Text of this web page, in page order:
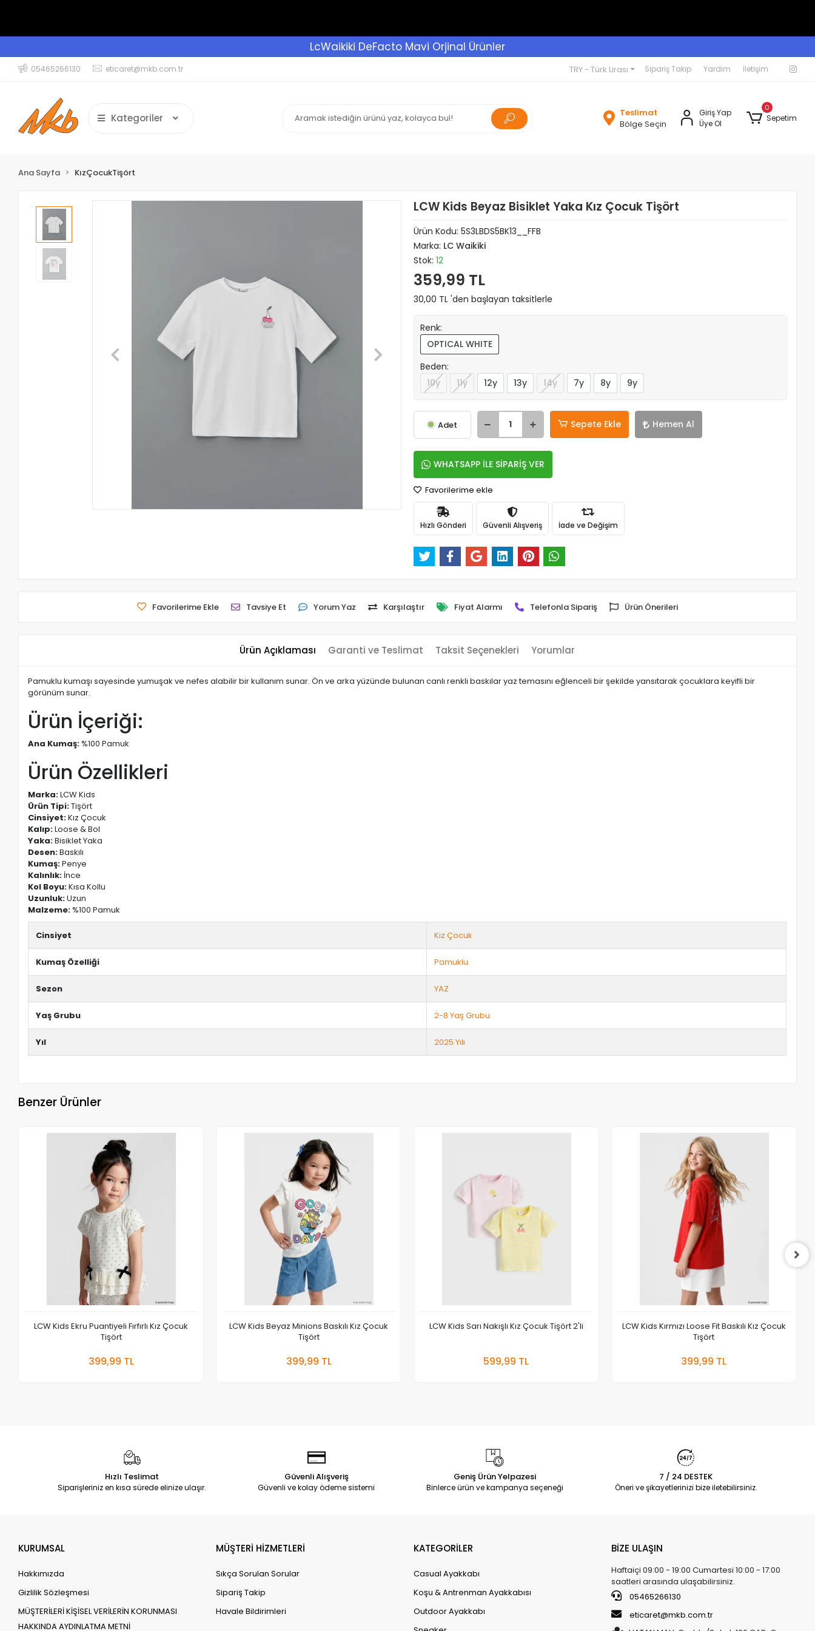
LcWaikiki DeFacto Mavi Orjinal Ürünler
05465266130 eticaret@mkb.com.tr TRY - Türk Lirası Sipariş Takip Yardım İletişim
Kategoriler
Teslimat
Bölge Seçin
Giriş Yap
Üye Ol
0
Sepetim
Ana Sayfa KızÇocukTişört
LCW Kids Beyaz Bisiklet Yaka Kız Çocuk Tişört
Ürün Kodu: 5S3LBDS5BK13__FFB
Marka: LC Waikiki
Stok: 12
359,99 TL
30,00 TL 'den başlayan taksitlerle
Renk:
OPTICAL WHITE
Beden:
10y
11y 12y 13y 14y 7y 8y 9y
Adet Sepete Ekle Hemen Al
WHATSAPP İLE SİPARİŞ VER
Favorilerime ekle
Hızlı Gönderi Güvenli Alışveriş İade ve Değişim
Favorilerime Ekle Tavsiye Et Yorum Yaz Karşılaştır Fiyat Alarmı Telefonla Sipariş Ürün Önerileri
Ürün Açıklaması Garanti ve Teslimat Taksit Seçenekleri Yorumlar
Pamuklu kumaşı sayesinde yumuşak ve nefes alabilir bir kullanım sunar. Ön ve arka yüzünde bulunan canlı renkli baskılar yaz temasını eğlenceli bir şekilde yansıtarak çocuklara keyifli bir
görünüm sunar.
Ürün İçeriği:
Ana Kumaş: %100 Pamuk
Ürün Özellikleri
Marka:LCW Kids
Ürün Tipi:Tişört
Cinsiyet:Kız Çocuk
Kalıp:Loose & Bol
Yaka:Bisiklet Yaka
Desen:Baskılı
Kumaş:Penye
Kalınlık: İnce
Kol Boyu:Kısa Kollu
Uzunluk:Uzun
Malzeme: %100 Pamuk
Cinsiyet Kız Çocuk
Kumaş Özelliği Pamuklu
Sezon YAZ
Yaş Grubu 2-8 Yaş Grubu
Yıl 2025 Yılı
Benzer Ürünler
LCW Kids Ekru Puantiyeli Fırfırlı Kız Çocuk
Tişört
399,99 TL
LCW Kids Beyaz Minions Baskılı Kız Çocuk
Tişört
399,99 TL
LCW Kids Sarı Nakışlı Kız Çocuk Tişört 2'li
599,99 TL
LCW Kids Kırmızı Loose Fit Baskılı Kız Çocuk
Tişört
399,99 TL
Hızlı Teslimat
Siparişleriniz en kısa sürede elinize ulaşır.
Güvenli Alışveriş
Güvenli ve kolay ödeme sistemi
Geniş Ürün Yelpazesi
Binlerce ürün ve kampanya seçeneği
7 / 24 DESTEK
Öneri ve şikayetlerinizi bize iletebilirsiniz.
KURUMSAL
Hakkımızda
Gizlilik Sözleşmesi
MÜŞTERİLERİ KİŞİSEL VERİLERİN KORUNMASI
HAKKINDA AYDINLATMA METNİ
MÜŞTERİ HİZMETLERİ
Sıkça Sorulan Sorular
Sipariş Takip
Havale Bildirimleri
KATEGORİLER
Casual Ayakkabı
Koşu & Antrenman Ayakkabısı
Outdoor Ayakkabı
BİZE ULAŞIN
Haftaiçi 09:00 - 19:00 Cumartesi 10:00 - 17:00
saatleri arasında ulaşabilirsiniz.
05465266130
eticaret@mkb.com.tr